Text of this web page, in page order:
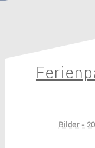
Bilder -